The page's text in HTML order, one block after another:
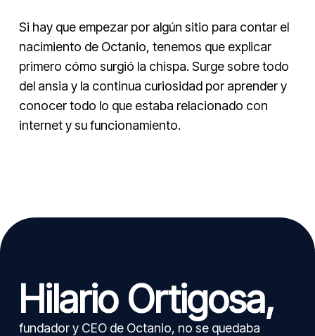
Si hay que empezar por algún sitio para contar el
nacimiento de Octanio, tenemos que explicar
primero cómo surgió la chispa. Surge sobre todo
del ansia y la continua curiosidad por aprender y
conocer todo lo que estaba relacionado con
internet y su funcionamiento.
Hilario Ortigosa,
fundador y CEO de Octanio, no se quedaba